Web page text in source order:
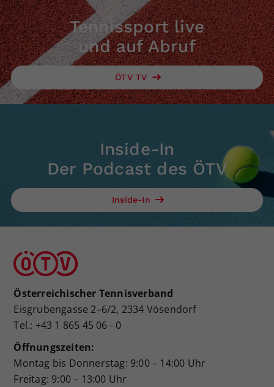
Tennissport live
und auf Abruf
ÖTV TV
Inside-In
Der Podcast des ÖTV
Inside-In
Österreichischer Tennisverband
Eisgrubengasse 2–6/2, 2334 Vösendorf
Tel.: +43 1 865 45 06 - 0
Öffnungszeiten:
Montag bis Donnerstag: 9:00 – 14:00 Uhr
Freitag: 9:00 – 13:00 Uhr